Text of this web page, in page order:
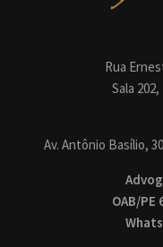
Rua
Sala
Av. Antônio Basílio,
OAB/PE